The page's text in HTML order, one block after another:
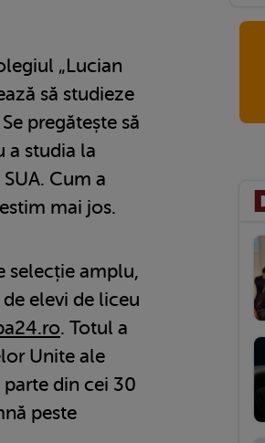
„Lucian
să studieze
pregătește să
a studia la
Cum a
mai jos.
selecție amplu,
elevi de liceu
. Totul a
Unite ale
din cei 30
peste